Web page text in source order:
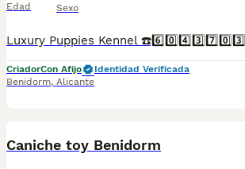
Edad Sexo
CriadorCon Afijo
Identidad Verificada
Benidorm, Alicante
Caniche toy Benidorm